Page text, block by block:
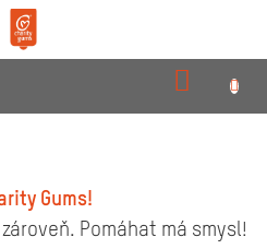
Gums!
Pomáhat má smysl!